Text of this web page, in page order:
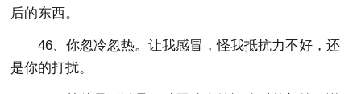
后的东西。
46、你忽冷忽热。让我感冒，怪我抵抗力不好，还
是你的打扰。